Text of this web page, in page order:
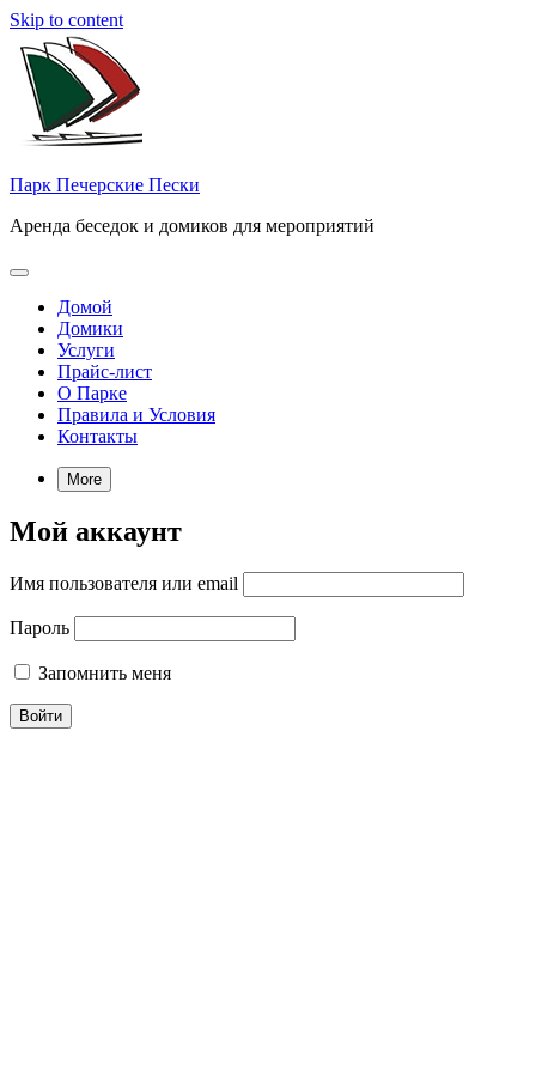
Skip to content
Парк Печерские Пески
Аренда беседок и домиков для мероприятий
Домой
Домики
Услуги
Прайс-лист
О Парке
Правила и Условия
Контакты
More
Мой аккаунт
Имя пользователя или email
Пароль
Запомнить меня